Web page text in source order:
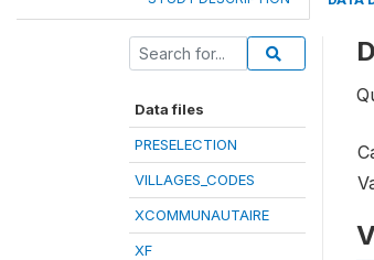
Data files
PRESELECTION
VILLAGES_CODES
XCOMMUNAUTAIRE
XF